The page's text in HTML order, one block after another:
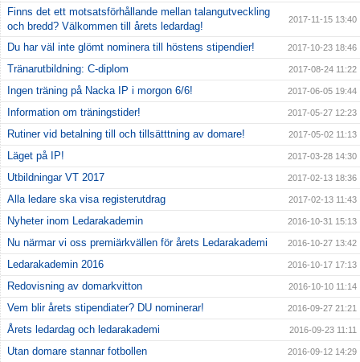
Finns det ett motsatsförhållande mellan talangutveckling
och bredd? Välkommen till årets ledardag!
2017-11-15 13:40
Du har väl inte glömt nominera till höstens stipendier! 2017-10-23 18:46
Tränarutbildning: C-diplom 2017-08-24 11:22
Ingen träning på Nacka IP i morgon 6/6! 2017-06-05 19:44
Information om träningstider! 2017-05-27 12:23
Rutiner vid betalning till och tillsätttning av domare! 2017-05-02 11:13
Läget på IP! 2017-03-28 14:30
Utbildningar VT 2017 2017-02-13 18:36
Alla ledare ska visa registerutdrag 2017-02-13 11:43
Nyheter inom Ledarakademin 2016-10-31 15:13
Nu närmar vi oss premiärkvällen för årets Ledarakademi 2016-10-27 13:42
Ledarakademin 2016 2016-10-17 17:13
Redovisning av domarkvitton 2016-10-10 11:14
Vem blir årets stipendiater? DU nominerar! 2016-09-27 21:21
Årets ledardag och ledarakademi 2016-09-23 11:11
Utan domare stannar fotbollen 2016-09-12 14:29